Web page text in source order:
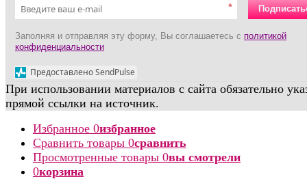
*
Заполняя и отправляя эту форму, Вы соглашаетесь с политикой
конфиденциальности
Предоставлено SendPulse
При использовании материалов с сайта обязательно
прямой ссылки на источник.
Избранное 0избранное
Сравнить товары 0сравнить
Просмотренные товары 0вы смотрели
0корзина